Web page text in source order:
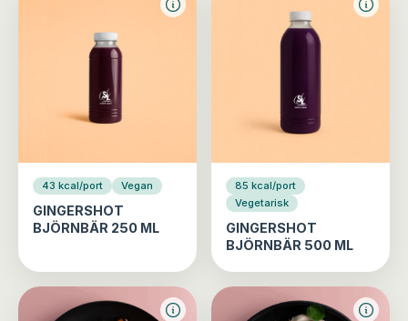
43 kcal/port Vegan
GINGERSHOT
BJÖRNBÄR 250 ML
85 kcal/port
Vegetarisk
GINGERSHOT
BJÖRNBÄR 500 ML